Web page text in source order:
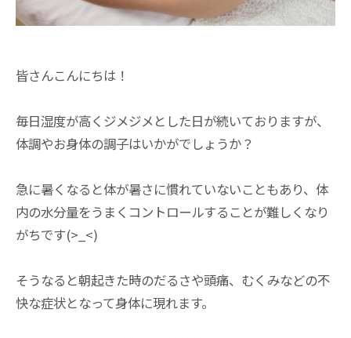
皆さんこんにちは！
毎日湿度が高くジメジメとした日が続いておりますが、
体調やお身体の調子はいかがでしょうか？
急に暑くなると体が暑さに慣れていないこともあり、体
内の水分量をうまくコントロールすることが難しくなり
がちです(>_<)
そうなると朝起きた時のだるさや頭痛、むくみなどの不
快な症状となって身体に現れます。